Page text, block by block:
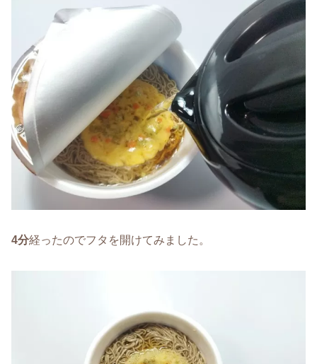
4分経ったのでフタを開けてみました。